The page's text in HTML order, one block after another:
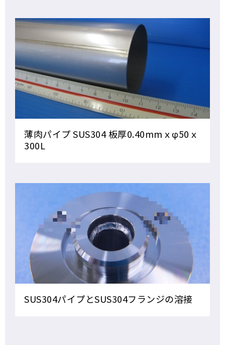
薄肉パイプ SUS304 板厚0.40mmｘφ50ｘ
300L
SUS304パイプとSUS304フランジの溶接